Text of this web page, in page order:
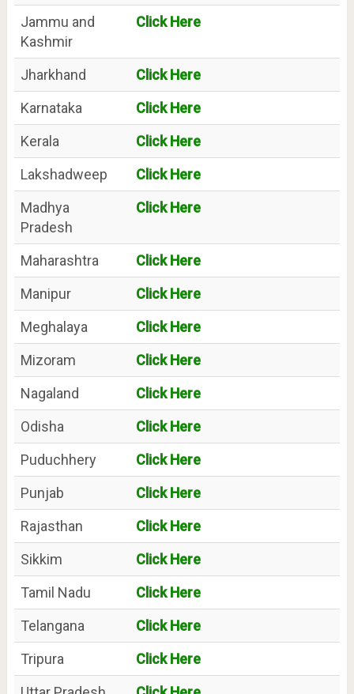
Jammu and
Kashmir
Click Here
Jharkhand
Click Here
Karnataka
Click Here
Kerala
Click Here
Lakshadweep
Click Here
Madhya
Pradesh
Click Here
Maharashtra
Click Here
Manipur
Click Here
Meghalaya
Click Here
Mizoram
Click Here
Nagaland
Click Here
Odisha
Click Here
Puduchhery
Click Here
Punjab
Click Here
Rajasthan
Click Here
Sikkim
Click Here
Tamil Nadu
Click Here
Telangana
Click Here
Tripura
Click Here